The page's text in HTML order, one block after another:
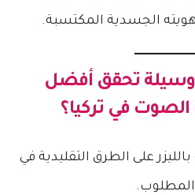
الجسدية المكتسبة.
وسيلة تحقق أفضل
الصوت في تركيا؟
على الطرق التقليدية في
المطلوب.